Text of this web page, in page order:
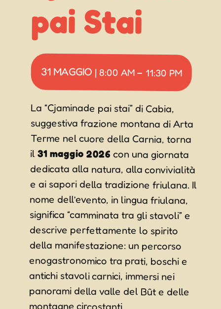
pai Stai
31 MAGGIO | 8:00 AM – 11:30 PM
La “Cjaminade pai stai” di Cabia,
suggestiva frazione montana di Arta
Terme nel cuore della Carnia, torna
il31 maggio 2026con una giornata
dedicata alla natura, alla convivialità
e ai sapori della tradizione friulana. Il
nome dell’evento, in lingua friulana,
significa “camminata tra gli stavoli” e
descrive perfettamente lo spirito
della manifestazione: un percorso
enogastronomico tra prati, boschi e
antichi stavoli carnici, immersi nei
panorami della valle del Bût e delle
montagne circostanti.